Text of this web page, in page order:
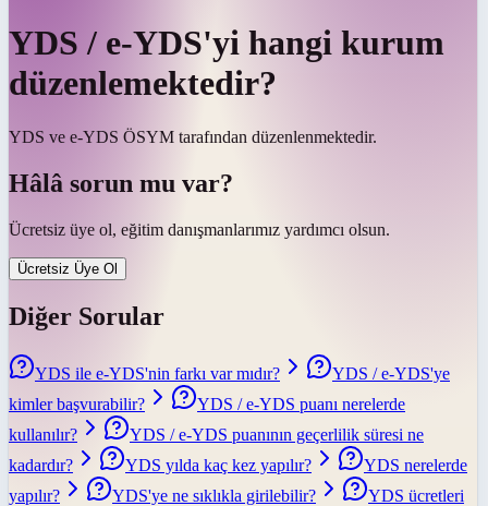
YDS / e-YDS'yi hangi kurum
düzenlemektedir?
YDS ve e-YDS ÖSYM tarafından düzenlenmektedir.
Hâlâ sorun mu var?
Ücretsiz üye ol, eğitim danışmanlarımız yardımcı olsun.
Ücretsiz Üye Ol
Diğer Sorular
YDS ile e-YDS'nin farkı var mıdır?
YDS / e-YDS'ye
kimler başvurabilir?
YDS / e-YDS puanı nerelerde
kullanılır?
YDS / e-YDS puanının geçerlilik süresi ne
kadardır?
YDS yılda kaç kez yapılır?
YDS nerelerde
yapılır?
YDS'ye ne sıklıkla girilebilir?
YDS ücretleri